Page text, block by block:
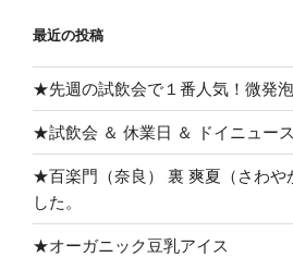
最近の投稿
★先週の試飲会で１番人気！微発
★試飲会 ＆ 休業日 ＆ ドイニュー
★百楽門（奈良） 裏 爽夏（さわ
した。
★オーガニック豆乳アイス